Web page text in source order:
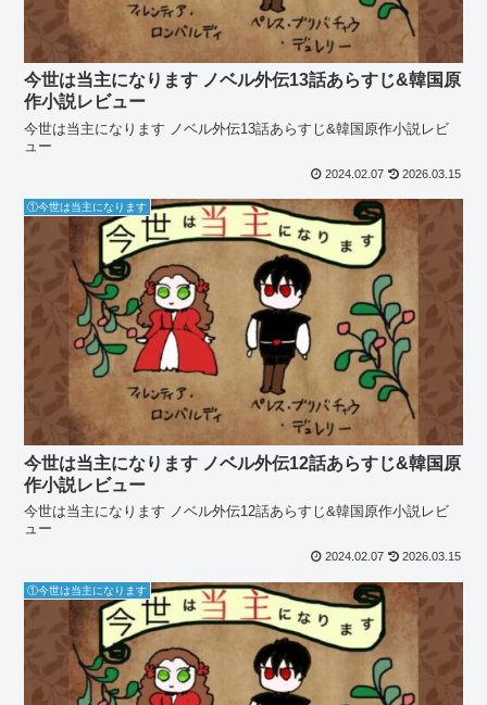
今世は当主になります ノベル外伝13話あらすじ&韓国原
作小説レビュー
今世は当主になります ノベル外伝13話あらすじ&韓国原作小説レビ
ュー
2024.02.07 2026.03.15
①今世は当主になります
今世は当主になります ノベル外伝12話あらすじ&韓国原
作小説レビュー
今世は当主になります ノベル外伝12話あらすじ&韓国原作小説レビ
ュー
2024.02.07 2026.03.15
①今世は当主になります